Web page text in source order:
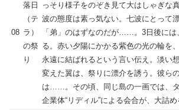
08
落日
（テ
ラ）
の祭
り
っそり様子をのぞき見て大はしゃぎな
波の態度は素っ気ない。七波にとって
「弟」のはずなのだが……。3日後には
る。赤い夕陽にかかる紫色の光の輪を
永遠に結ばれるという言い伝え。淡い
変えた翼は、祭りに漂介を誘う。彼ら
は……。その頃、同じ島の一画では、
企業体“リディル”による会合が、大詰め